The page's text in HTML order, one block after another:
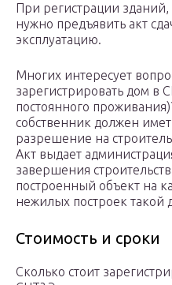
При регистрации
нужно предъявить акт
эксплуатацию.
Многих интересует
зарегистрировать дом в
постоянного
собственник должен
разрешение на
Акт выдает
завершения
построенный объект на
нежилых построек такой
Стоимость и сроки
Сколько стоит